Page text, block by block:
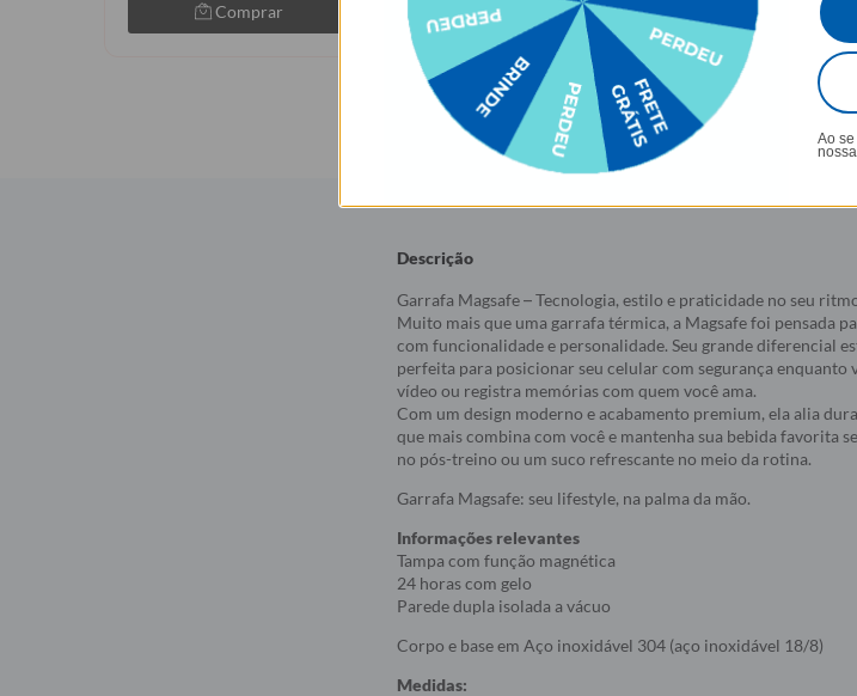
Comprar Comprar Comprar
Descrição
Garrafa Magsafe – Tecnologia, estilo e praticidade no seu
Muito mais que uma garrafa térmica, a Magsafe foi pensada
com funcionalidade e personalidade. Seu grande diferencial
perfeita para posicionar seu celular com segurança enquanto
vídeo ou registra memórias com quem você ama.
Com um design moderno e acabamento premium, ela alia
que mais combina com você e mantenha sua bebida favorita
no pós-treino ou um suco refrescante no meio da rotina.
Garrafa Magsafe: seu lifestyle, na palma da mão.
Informações relevantes
Tampa com função magnética
24 horas com gelo
Parede dupla isolada a vácuo
Corpo e base em Aço inoxidável 304 (aço inoxidável 18/8)
Medidas:
Ao
nossa